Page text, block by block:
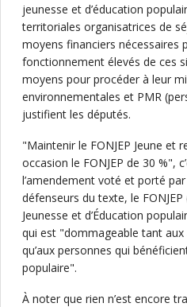
jeunesse et d’éducation
territoriales organisatrices de
moyens financiers nécessaires
fonctionnement élevés de ces
moyens pour procéder à leur
environnementales et PMR
justifient les députés.
"Maintenir le FONJEP Jeune et
occasion le FONJEP de 30 %",
l’amendement voté et porté
défenseurs du texte, le
Jeunesse et d’Éducation
qui est "dommageable tant
qu’aux personnes qui
populaire".
À noter que rien n’est encore